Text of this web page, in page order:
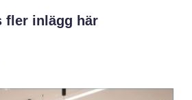
fler inlägg här